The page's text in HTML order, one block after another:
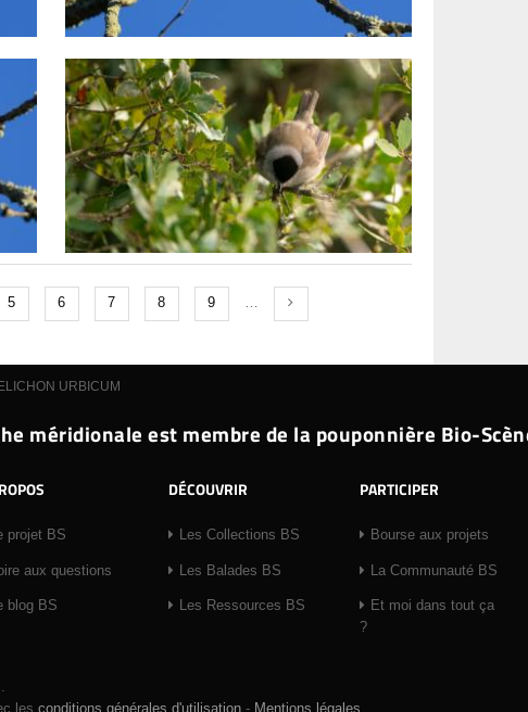
5 6 7 8 9 …
URBICUM
méridionale est membre de la pouponnière Bio-
projet BS
aux questions
blog BS
DÉCOUVRIR
Les Collections BS
Les Balades BS
Les Ressources BS
PARTICIPER
Bourse aux projets
La Communauté BS
Et moi dans tout ça
?
les conditions générales d'utilisation - Mentions légales